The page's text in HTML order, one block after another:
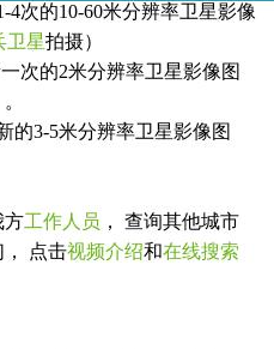
4次的10-60米分辨率卫星影像
卫星拍摄）
次的2米分辨率卫星影像图
的3-5米分辨率卫星影像图
方工作人员 ， 查询其他城市
， 点击视频介绍和在线搜索